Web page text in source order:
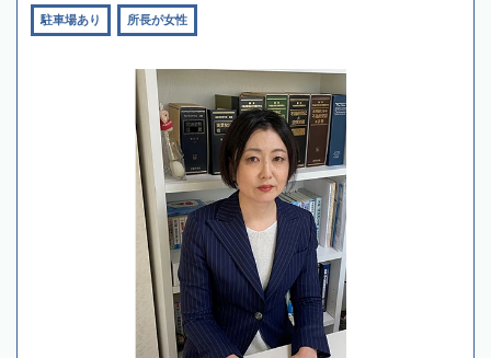
駐車場あり 所長が女性